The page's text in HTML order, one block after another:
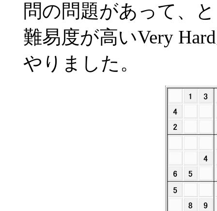
問の問題があって、
難易度が高いVery
やりました。